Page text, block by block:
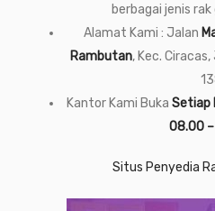
berbagai jenis
Alamat Kami : Jalan
Rambutan, Kec.
Kantor Kami Buka Setiap
08.00 –
Situs Penyedia